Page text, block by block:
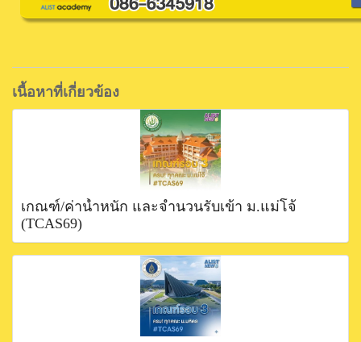
เนื้อหาที่เกี่ยวข้อง
เกณฑ์/ค่าน้ำหนัก และจำนวนรับเข้า ม.แม่โจ้
(TCAS69)